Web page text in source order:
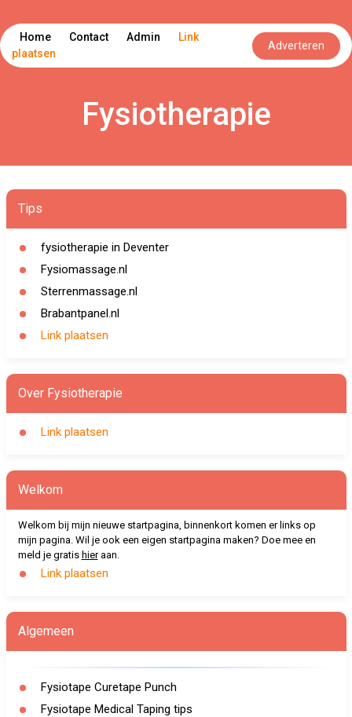
Home Contact Admin
Link
plaatsen
Adverteren
Fysiotherapie
Tips
fysiotherapie in Deventer
Fysiomassage.nl
Sterrenmassage.nl
Brabantpanel.nl
Link plaatsen
Over Fysiotherapie
Link plaatsen
Welkom
Welkom bij mijn nieuwe startpagina, binnenkort komen er links op
mijn pagina. Wil je ook een eigen startpagina maken? Doe mee en
meld je gratis hieraan.
Link plaatsen
Algemeen
Fysiotape Curetape Punch
Fysiotape Medical Taping tips